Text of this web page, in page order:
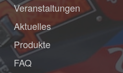
Veranstaltungen
Aktuelles
Produkte
FAQ